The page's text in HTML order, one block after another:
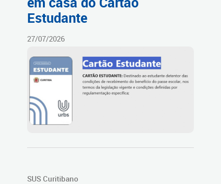
Estudante
27/07/2026
SUS Curitibano